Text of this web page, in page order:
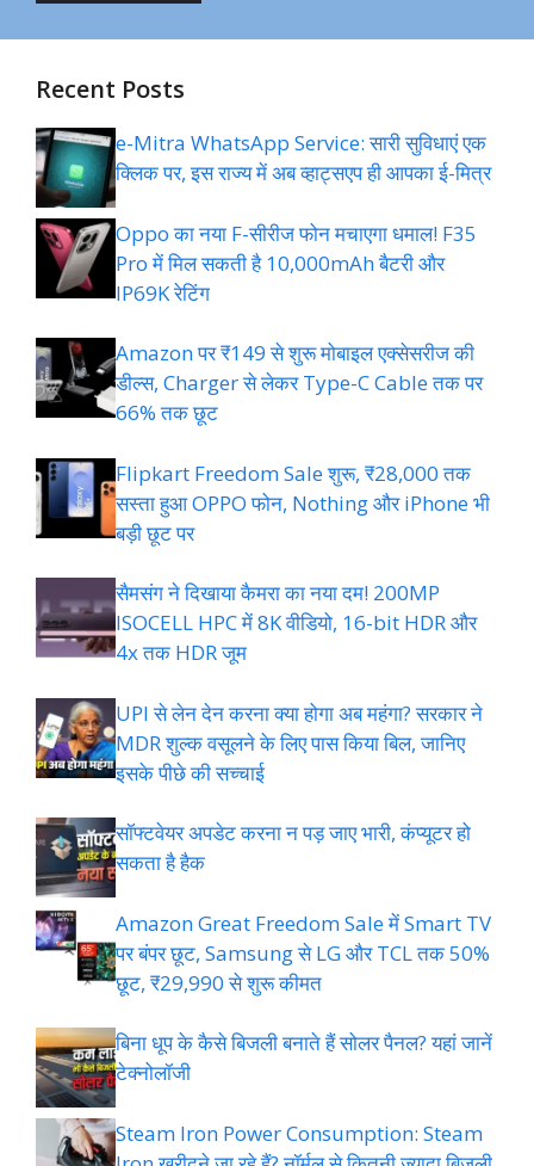
Recent Posts
e-Mitra WhatsApp Service: सारी सुविधाएं एक
क्लिक पर, इस राज्य में अब व्हाट्सएप ही आपका ई-मित्र
Oppo का नया F-सीरीज फोन मचाएगा धमाल! F35
Pro में मिल सकती है 10,000mAh बैटरी और
IP69K रेटिंग
Amazon पर ₹149 से शुरू मोबाइल एक्सेसरीज की
डील्स, Charger से लेकर Type-C Cable तक पर
66% तक छूट
Flipkart Freedom Sale शुरू, ₹28,000 तक
सस्ता हुआ OPPO फोन, Nothing और iPhone भी
बड़ी छूट पर
सैमसंग ने दिखाया कैमरा का नया दम! 200MP
ISOCELL HPC में 8K वीडियो, 16-bit HDR और
4x तक HDR जूम
UPI से लेन देन करना क्या होगा अब महंगा? सरकार ने
MDR शुल्क वसूलने के लिए पास किया बिल, जानिए
इसके पीछे की सच्चाई
सॉफ्टवेयर अपडेट करना न पड़ जाए भारी, कंप्यूटर हो
सकता है हैक
Amazon Great Freedom Sale में Smart TV
पर बंपर छूट, Samsung से LG और TCL तक 50%
छूट, ₹29,990 से शुरू कीमत
बिना धूप के कैसे बिजली बनाते हैं सोलर पैनल? यहां जानें
टेक्नोलॉजी
Steam Iron Power Consumption: Steam